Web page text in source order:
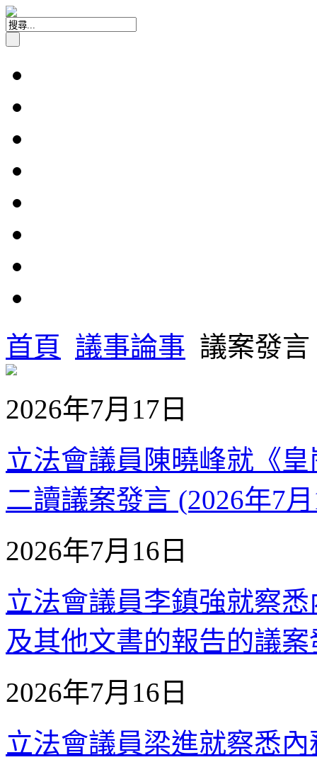
首頁 議事論事 議案發言
2026年7月17日
立法會議員陳曉峰就《
二讀議案發言 (2026年7
2026年7月16日
立法會議員李鎮強就察
及其他文書的報告的議
2026年7月16日
立法會議員梁進就察悉